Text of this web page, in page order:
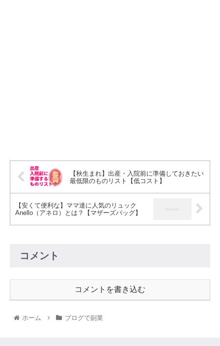
【秋生まれ】出産・入院前に準備しておきたい
最低限のものリスト【低コスト】
【安くて便利な】ママ達に人気のリュック
Anello（アネロ）とは？【マザーズバッグ】
コメント
コメントを書き込む
ホーム ブログで副業